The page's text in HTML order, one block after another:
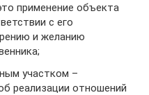
применение объекта
с его
и желанию
участком –
реализации отношений